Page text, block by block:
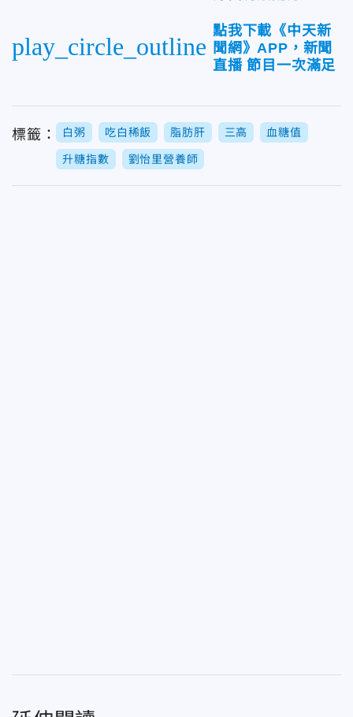
play_circle_outline
點我下載《中天新
聞網》APP，新聞
直播 節目一次滿足
標籤： 白粥 吃白稀飯 脂肪肝 三高 血糖值
升糖指數 劉怡里營養師